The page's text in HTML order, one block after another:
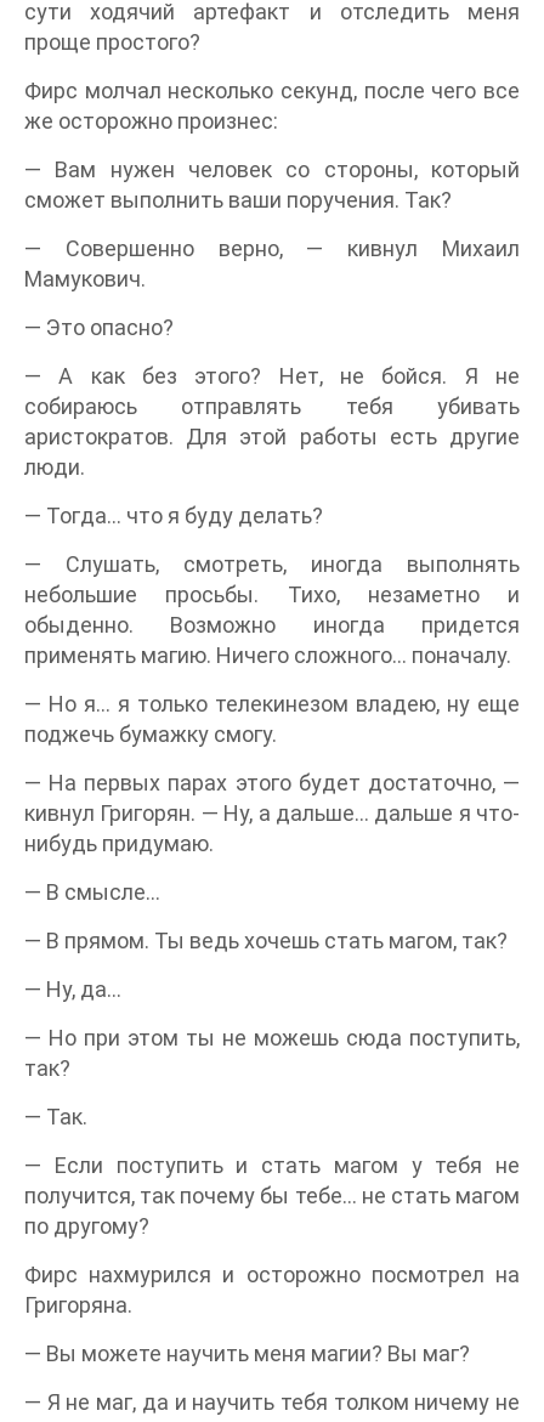
сути ходячий артефакт и отследить меня
проще простого?
Фирс молчал несколько секунд, после чего все
же осторожно произнес:
— Вам нужен человек со стороны, который
сможет выполнить ваши поручения. Так?
— Совершенно верно, — кивнул Михаил
Мамукович.
— Это опасно?
— А как без этого? Нет, не бойся. Я не
собираюсь отправлять тебя убивать
аристократов. Для этой работы есть другие
люди.
— Тогда… что я буду делать?
— Слушать, смотреть, иногда выполнять
небольшие просьбы. Тихо, незаметно и
обыденно. Возможно иногда придется
применять магию. Ничего сложного… поначалу.
— Но я… я только телекинезом владею, ну еще
поджечь бумажку смогу.
— На первых парах этого будет достаточно, —
кивнул Григорян. — Ну, а дальше… дальше я что-
нибудь придумаю.
— В смысле…
— В прямом. Ты ведь хочешь стать магом, так?
— Ну, да…
— Но при этом ты не можешь сюда поступить,
так?
— Так.
— Если поступить и стать магом у тебя не
получится, так почему бы тебе… не стать магом
по другому?
Фирс нахмурился и осторожно посмотрел на
Григоряна.
— Вы можете научить меня магии? Вы маг?
— Я не маг, да и научить тебя толком ничему не